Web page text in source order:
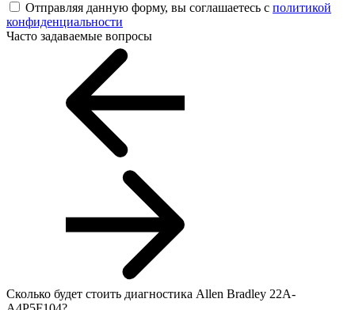
Отправляя данную форму, вы соглашаетесь с политикой
конфиденциальности
Часто задаваемые вопросы
Сколько будет стоить диагностика Allen Bradley 22A-